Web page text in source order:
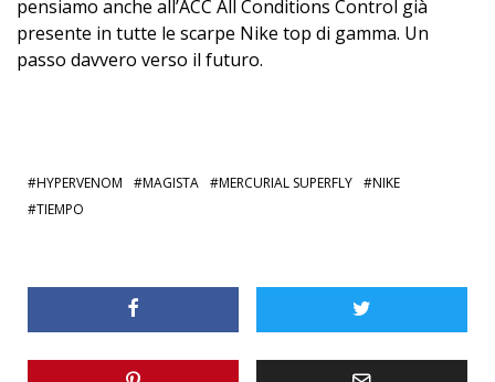
pensiamo anche all’ACC All Conditions Control già
presente in tutte le scarpe Nike top di gamma. Un
passo davvero verso il futuro.
HYPERVENOM MAGISTA MERCURIAL SUPERFLY
NIKE
TIEMPO